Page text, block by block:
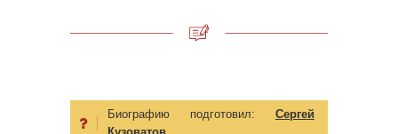
Биографию подготовил: Сергей